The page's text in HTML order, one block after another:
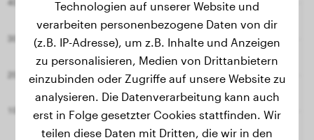
Technologien auf unserer Website und
verarbeiten personenbezogene Daten von dir
(z.B. IP-Adresse), um z.B. Inhalte und Anzeigen
zu personalisieren, Medien von Drittanbietern
einzubinden oder Zugriffe auf unsere Website zu
analysieren. Die Datenverarbeitung kann auch
erst in Folge gesetzter Cookies stattfinden. Wir
teilen diese Daten mit Dritten, die wir in den